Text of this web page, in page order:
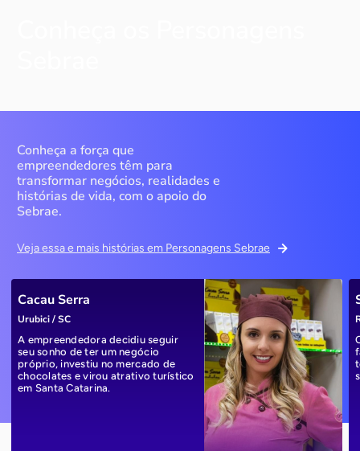
Conheça a força que
empreendedores têm para
transformar negócios, realidades e
histórias de vida, com o apoio do
Sebrae.
Veja essa e mais histórias em Personagens Sebrae
Cacau Serra
Urubici / SC
A empreendedora decidiu seguir
seu sonho de ter um negócio
próprio, investiu no mercado de
chocolates e virou atrativo turístico
em Santa Catarina.